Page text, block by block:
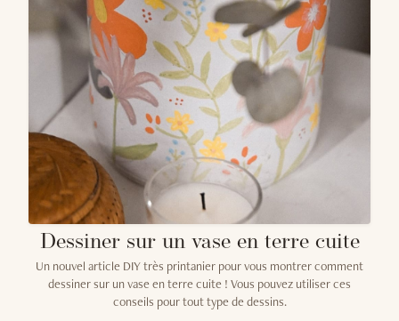
Dessiner sur un vase en terre cuite
Un nouvel article DIY très printanier pour vous montrer comment
dessiner sur un vase en terre cuite ! Vous pouvez utiliser ces
conseils pour tout type de dessins.